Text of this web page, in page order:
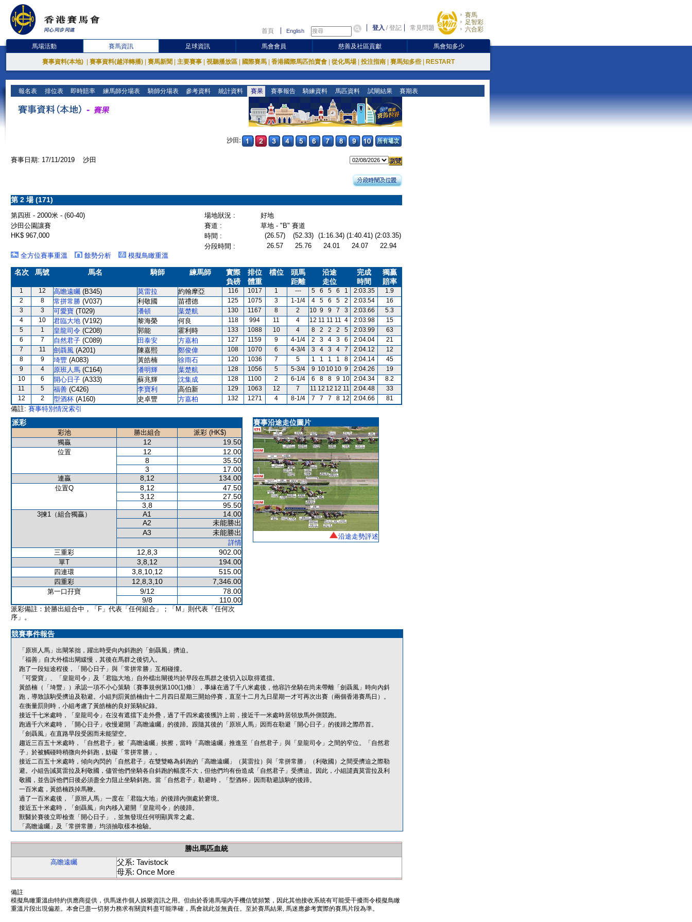
首頁 English 登入 /登記 常見問題
賽馬
足智彩
六合彩
馬場活動 賽馬資訊 足球資訊 馬會會員 慈善及社區貢獻 馬會知多少
賽事資料(本地) 賽事資料(越洋轉播) 賽馬新聞 主要賽事 視聽播放區 國際賽馬 香港國際馬匹拍賣會 從化馬場 投注指南 賽馬知多些 RESTART
報名表 排位表 即時賠率 練馬師分場表 騎師分場表 參考資料 統計資料 賽果 賽事報告 騎練資料 馬匹資料 試閘結果 賽期表
沙田:
賽事日期: 17/11/2019 沙田
第 2 場 (171)
第四班 - 2000米 - (60-40) 場地狀況 :
好地
沙田公園讓賽
賽道 :
草地 - "B" 賽道
HK$ 967,000
時間 : (26.57) (52.33) (1:16.34) (1:40.41) (2:03.35)
分段時間 :
26.57 25.76 24.01 24.07
22.94
全方位賽事重溫
餘勢分析 模擬鳥瞰重溫
名次 馬號 馬名 騎師 練馬師
實際
負磅
排位
體重
檔位
頭馬
距離
沿途
走位
完成
時間
獨贏
賠率
1 12 高瞻遠矚 (B345) 莫雷拉 約翰摩亞 116 1017 1 --- 5 6 5 6 1 2:03.35
1.9
2
8 常拼常勝 (V037) 利敬國 苗禮德 125 1075 3 1-1/4 4 5 6 5 2 2:03.54
16
3
3 可愛寶 (T029) 潘頓 葉楚航 130 1167 8 2 10 9 9 7 3 2:03.66
5.3
4
10 君臨大地 (V192) 黎海榮 何良 118 994 11 4 12 11 11 11 4 2:03.98
15
5
1 皇龍司令 (C208) 郭能 霍利時 133 1088 10 4 8 2 2 2 5 2:03.99
63
6
7 自然君子 (C089) 田泰安 方嘉柏 127 1159 9 4-1/4 2 3 4 3 6 2:04.04
21
7
11 劍聶風 (A201) 陳嘉熙 鄭俊偉 108 1070 6 4-3/4 3 4 3 4 7 2:04.12
12
8
9 埼豐 (A083) 黃皓楠 徐雨石 120 1036 7 5 1 1 1 1 8 2:04.14
45
9
4 原班人馬 (C164) 潘明輝 葉楚航 128 1056 5 5-3/4 9 10 10 10 9 2:04.26
19
10
6 開心日子 (A333) 蘇兆輝 沈集成 128 1100 2 6-1/4 6 8 8 9 10 2:04.34
8.2
11
5 福善 (C426) 李寶利 高伯新 129 1063 12 7 11 12 12 12 11 2:04.48
33
12
2 型酒杯 (A160) 史卓豐 方嘉柏 132 1271 4 8-1/4 7 7 7 8 12 2:04.66 81
備註: 賽事特別情況索引
派彩
彩池 勝出組合
派彩 (HK$)
獨贏
12 19.50
位置 12
12.00
8
35.50
3
17.00
連贏 8,12 134.00
位置Q 8,12
47.50
3,12
27.50
3,8
95.50
3揀1（組合獨贏） A1
14.00
A2
未能勝出
A3
未能勝出
詳情
三重彩
12,8,3 902.00
單T 3,8,12 194.00
四連環 3,8,10,12 515.00
四重彩 12,8,3,10 7,346.00
第一口孖寶 9/12
78.00
9/8
110.00
派彩備註：於勝出組合中，「F」代表「任何組合」；「M」則代表「任何次
序」。
賽事沿途走位圖片
沿途走勢評述
競賽事件報告
「原班人馬」出閘笨拙，躍出時受向內斜跑的「劍聶風」擠迫。
「福善」自大外檔出閘緩慢，其後在馬群之後切入。
跑了一段短途程後，「開心日子」與「常拼常勝」互相碰撞。
「可愛寶」、「皇龍司令」及「君臨大地」自外檔出閘後均於早段在馬群之後切入以取得遮擋。
黃皓楠（「埼豐」）承認一項不小心策騎〔賽事規例第100(1)條〕，事緣在過了千八米處後，他容許坐騎在尚未帶離「劍聶風」時向內斜
跑，導致該駒受擠迫及勒避。小組判罰黃皓楠由十二月四日星期三開始停賽，直至十二月九日星期一才可再次出賽（兩個香港賽馬日）。
在衡量罰則時，小組考慮了黃皓楠的良好策騎紀錄。
接近千七米處時，「皇龍司令」在沒有遮擋下走外疊，過了千四米處後獲許上前，接近千一米處時居領放馬外側競跑。
跑過千六米處時，「開心日子」收慢避開「高瞻遠矚」的後蹄。跟隨其後的「原班人馬」因而在勒避「開心日子」的後蹄之際昂首。
「劍聶風」在直路早段受困而未能望空。
趨近三百五十米處時，「自然君子」被「高瞻遠矚」挨擦，當時「高瞻遠矚」推進至「自然君子」與「皇龍司令」之間的窄位。「自然君
子」於被觸碰時稍微向外斜跑，妨礙「常拼常勝」。
接近二百五十米處時，傾向內閃的「自然君子」在雙雙略為斜跑的「高瞻遠矚」（莫雷拉）與「常拼常勝」（利敬國）之間受擠迫之際勒
避。小組告誡莫雷拉及利敬國，儘管他們坐騎各自斜跑的幅度不大，但他們均有份造成「自然君子」受擠迫。因此，小組譴責莫雷拉及利
敬國，並告訴他們日後必須盡全力阻止坐騎斜跑。當「自然君子」勒避時，「型酒杯」因而勒避該駒的後蹄。
一百米處，黃皓楠跌掉馬鞭。
過了一百米處後，「原班人馬」一度在「君臨大地」的後蹄內側處於窘境。
接近五十米處時，「劍聶風」向內移入避開「皇龍司令」的後蹄。
獸醫於賽後立即檢查「開心日子」，並無發現任何明顯異常之處。
「高瞻遠矚」及「常拼常勝」均須抽取樣本檢驗。
勝出馬匹血統
高瞻遠矚
父系: Tavistock
母系: Once More
備註
模擬鳥瞰重溫由特約供應商提供，供馬迷作個人娛樂資訊之用。但由於香港馬場內手機信號頻繁，因此其他接收系統有可能受干擾而令模擬鳥瞰
重溫片段出現偏差。本會已盡一切努力務求有關資料盡可能準確，馬會就此並無責任。至於賽馬結果, 馬迷應參考實際的賽馬片段為準。